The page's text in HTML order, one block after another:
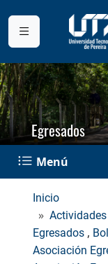
Egresados
Menú
Inicio
Egresados ,
Asociación